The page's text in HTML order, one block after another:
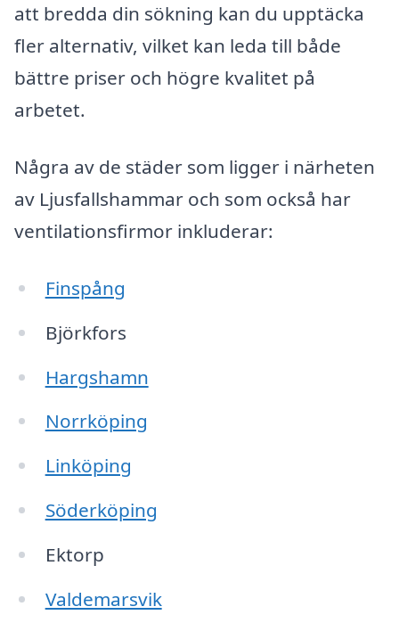
att bredda din sökning kan du upptäcka
fler alternativ, vilket kan leda till både
bättre priser och högre kvalitet på
arbetet.
Några av de städer som ligger i närheten
av Ljusfallshammar och som också har
ventilationsfirmor inkluderar:
Finspång
Björkfors
Hargshamn
Norrköping
Linköping
Söderköping
Ektorp
Valdemarsvik